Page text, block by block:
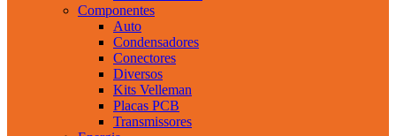
Componentes
Auto
Condensadores
Conectores
Diversos
Kits Velleman
Placas PCB
Transmissores